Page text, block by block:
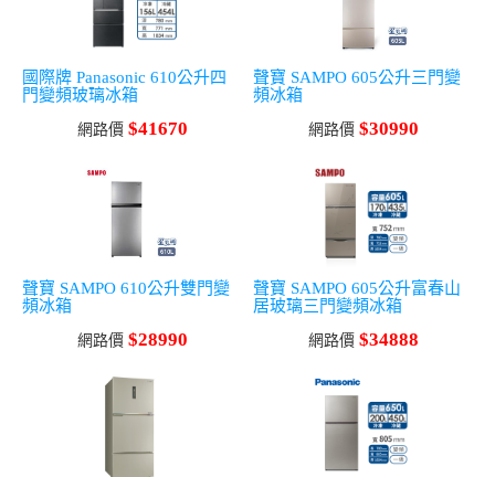
國際牌 Panasonic 610公升四
門變頻玻璃冰箱
網路價 $41670
聲寶 SAMPO 605公升三門變
頻冰箱
網路價 $30990
聲寶 SAMPO 610公升雙門變
頻冰箱
網路價 $28990
聲寶 SAMPO 605公升富春山
居玻璃三門變頻冰箱
網路價 $34888